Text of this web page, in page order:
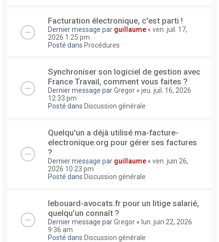
Facturation électronique, c'est parti !
Dernier message par guillaume « ven. juil. 17,
2026 1:25 pm
Posté dans Procédures
Synchroniser son logiciel de gestion avec
France Travail, comment vous faites ?
Dernier message parGregor « jeu. juil. 16, 2026
12:33 pm
Posté dans Discussion générale
Quelqu'un a déjà utilisé ma-facture-
electronique.org pour gérer ses factures
?
Dernier message par guillaume « ven. juin 26,
2026 10:23 pm
Posté dans Discussion générale
lebouard-avocats.fr pour un litige salarié,
quelqu’un connaît ?
Dernier message parGregor « lun. juin 22, 2026
9:36 am
Posté dans Discussion générale